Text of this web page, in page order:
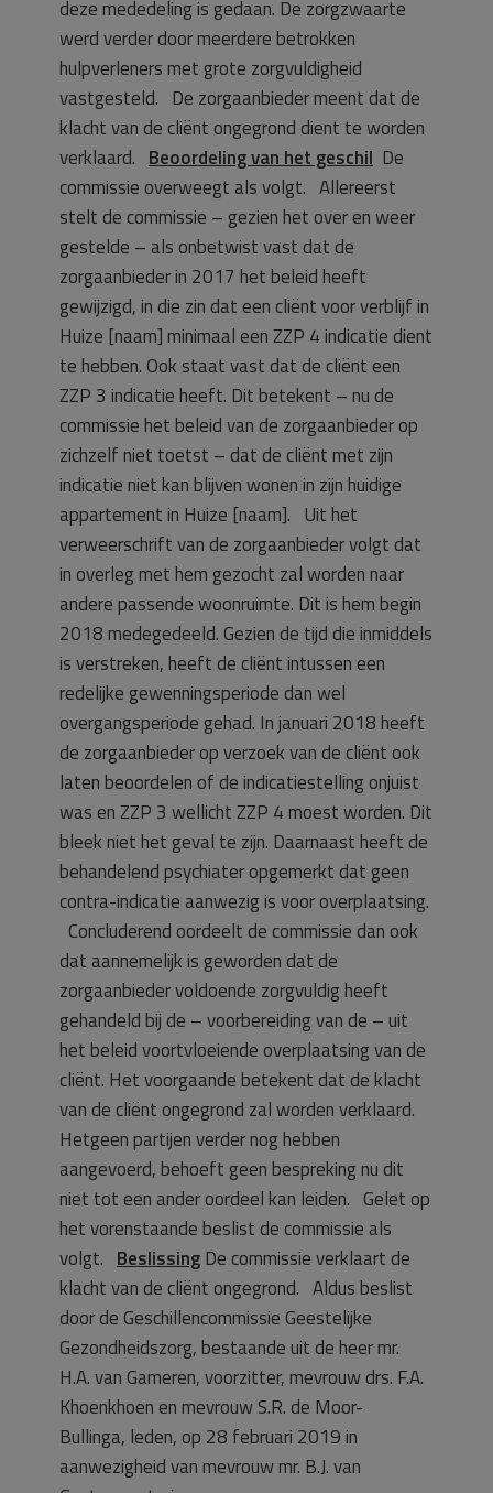
deze mededeling is gedaan. De zorgzwaarte
werd verder door meerdere betrokken
hulpverleners met grote zorgvuldigheid
vastgesteld. De zorgaanbieder meent dat de
klacht van de cliënt ongegrond dient te worden
verklaard. Beoordeling van het geschil De
commissie overweegt als volgt. Allereerst
stelt de commissie – gezien het over en weer
gestelde – als onbetwist vast dat de
zorgaanbieder in 2017 het beleid heeft
gewijzigd, in die zin dat een cliënt voor verblijf in
Huize [naam] minimaal een ZZP 4 indicatie dient
te hebben. Ook staat vast dat de cliënt een
ZZP 3 indicatie heeft. Dit betekent – nu de
commissie het beleid van de zorgaanbieder op
zichzelf niet toetst – dat de cliënt met zijn
indicatie niet kan blijven wonen in zijn huidige
appartement in Huize [naam]. Uit het
verweerschrift van de zorgaanbieder volgt dat
in overleg met hem gezocht zal worden naar
andere passende woonruimte. Dit is hem begin
2018 medegedeeld. Gezien de tijd die inmiddels
is verstreken, heeft de cliënt intussen een
redelijke gewenningsperiode dan wel
overgangsperiode gehad. In januari 2018 heeft
de zorgaanbieder op verzoek van de cliënt ook
laten beoordelen of de indicatiestelling onjuist
was en ZZP 3 wellicht ZZP 4 moest worden. Dit
bleek niet het geval te zijn. Daarnaast heeft de
behandelend psychiater opgemerkt dat geen
contra-indicatie aanwezig is voor overplaatsing.
Concluderend oordeelt de commissie dan ook
dat aannemelijk is geworden dat de
zorgaanbieder voldoende zorgvuldig heeft
gehandeld bij de – voorbereiding van de – uit
het beleid voortvloeiende overplaatsing van de
cliënt. Het voorgaande betekent dat de klacht
van de cliënt ongegrond zal worden verklaard.
Hetgeen partijen verder nog hebben
aangevoerd, behoeft geen bespreking nu dit
niet tot een ander oordeel kan leiden. Gelet op
het vorenstaande beslist de commissie als
volgt. BeslissingDe commissie verklaart de
klacht van de cliënt ongegrond. Aldus beslist
door de Geschillencommissie Geestelijke
Gezondheidszorg, bestaande uit de heer mr.
H.A. van Gameren, voorzitter, mevrouw drs. F.A.
Khoenkhoen en mevrouw S.R. de Moor-
Bullinga, leden, op 28 februari 2019 in
aanwezigheid van mevrouw mr. B.J. van